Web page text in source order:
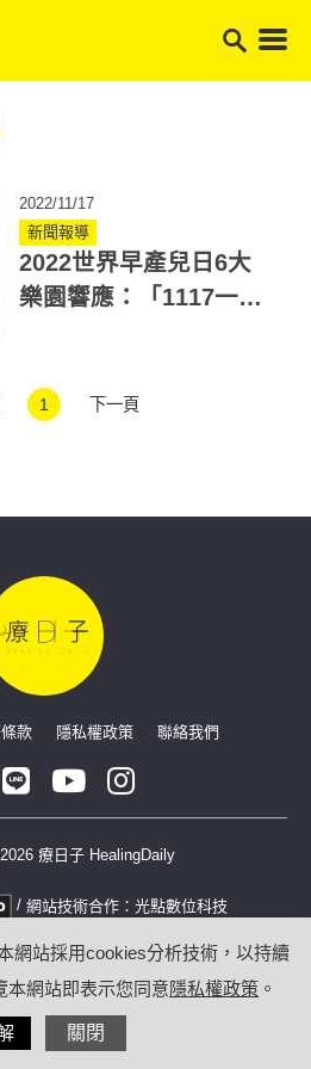
2022/11/17
新聞報導
2022世界早產兒日6大
樂園響應：「1117一起
1 下一頁
款 隱私權政策 聯絡我們
療日子 HealingDaily
/ 網站技術合作： 光點數位科技
網站採用cookies分析技術，以持續
本網站即表示您同意隱私權政策 。
關閉